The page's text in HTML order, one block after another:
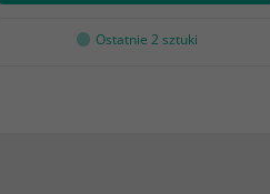
Ostatnie 2 sztuki